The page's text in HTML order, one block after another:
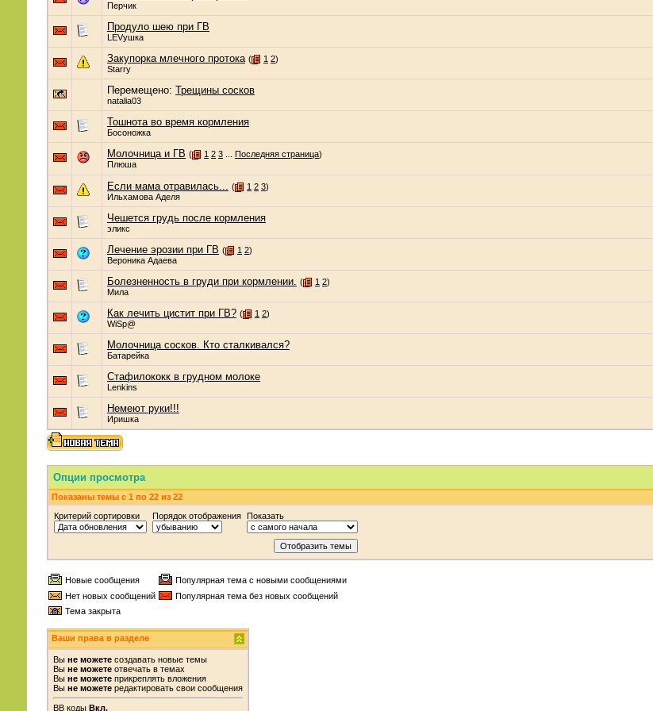
Перчик
Продуло шею при ГВ
LEVушка
Закупорка млечного протока ( 1 2)
Starry
Перемещено: Трещины сосков
natalia03
Тошнота во время кормления
Босоножка
Молочница и ГВ ( 1 2 3... Последняя страница)
Плюша
Если мама отравилась... ( 1 2 3)
Ильхамова Аделя
Чешется грудь после кормления
эликс
Лечение эрозии при ГВ ( 1 2)
Вероника Адаева
Болезненность в груди при кормлении. ( 1 2)
Мила
Как лечить цистит при ГВ? ( 1 2)
WiSp@
Молочница сосков. Кто сталкивался?
Батарейка
Стафилококк в грудном молоке
Lenkins
Немеют руки!!!
Иришка
Опции просмотра
Показаны темы с 1 по 22 из 22
Критерий сортировки
Порядок отображения Показать
Новые сообщения
Популярная тема с новыми сообщениями
Нет новых сообщений
Популярная тема без новых сообщений
Тема закрыта
Ваши права в разделе
Вы не можетесоздавать новые темы
Вы не можетеотвечать в темах
Вы не можетеприкреплять вложения
Вы не можетередактировать свои сообщения
BB коды Вкл.